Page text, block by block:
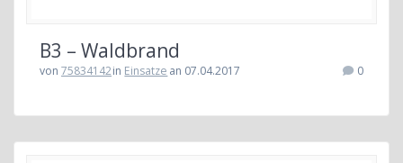
B3 – Waldbrand
von 75834142in Einsatze an 07.04.2017 0